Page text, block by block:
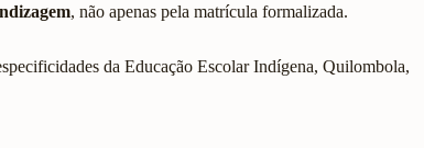
, não apenas pela matrícula formalizada.
da Educação Escolar Indígena, Quilombola,